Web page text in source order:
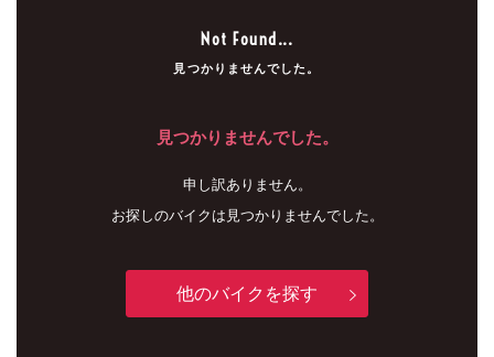
Not Found...
見つかりませんでした。
見つかりませんでした。
申し訳ありません。
お探しのバイクは見つかりませんでした。
他のバイクを探す